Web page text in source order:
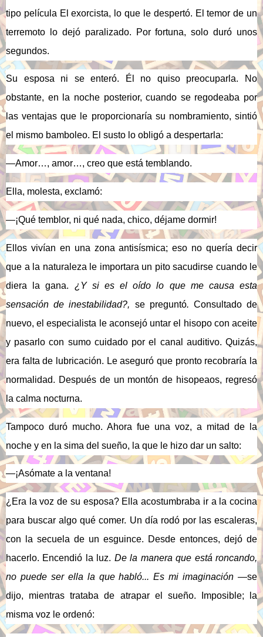
tipo película El exorcista, lo que le despertó. El temor de un
terremoto lo dejó paralizado. Por fortuna, solo duró unos
segundos.
Su esposa ni se enteró. Él no quiso preocuparla. No
obstante, en la noche posterior, cuando se regodeaba por
las ventajas que le proporcionaría su nombramiento, sintió
el mismo bamboleo. El susto lo obligó a despertarla:
—Amor…, amor…, creo que está temblando.
Ella, molesta, exclamó:
—¡Qué temblor, ni qué nada, chico, déjame dormir!
Ellos vivían en una zona antisísmica; eso no quería decir
que a la naturaleza le importara un pito sacudirse cuando le
diera la gana. ¿Y si es el oído lo que me causa esta
sensación de inestabilidad?, se preguntó. Consultado de
nuevo, el especialista le aconsejó untar el hisopo con aceite
y pasarlo con sumo cuidado por el canal auditivo. Quizás,
era falta de lubricación. Le aseguró que pronto recobraría la
normalidad. Después de un montón de hisopeaos, regresó
la calma nocturna.
Tampoco duró mucho. Ahora fue una voz, a mitad de la
noche y en la sima del sueño, la que le hizo dar un salto:
—¡Asómate a la ventana!
¿Era la voz de su esposa? Ella acostumbraba ir a la cocina
para buscar algo qué comer. Un día rodó por las escaleras,
con la secuela de un esguince. Desde entonces, dejó de
hacerlo. Encendió la luz. De la manera que está roncando,
no puede ser ella la que habló... Es mi imaginación —se
dijo, mientras trataba de atrapar el sueño. Imposible; la
misma voz le ordenó: